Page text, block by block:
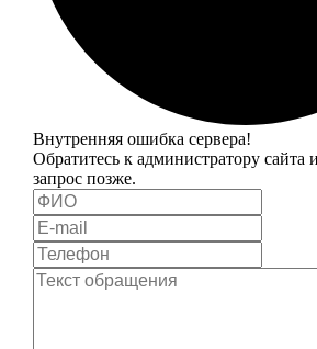
Внутренняя ошибка сервера!
Обратитесь к администратору сайта
запрос позже.